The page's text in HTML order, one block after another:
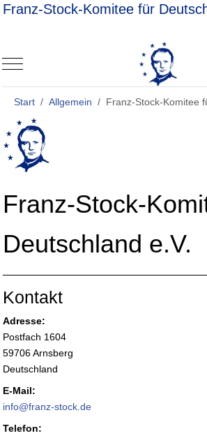
Franz-Stock-Komitee für
Mobile Menu Toggle
Start Allgemein Franz-Stock-Komitee
Franz-Stock-
Deutschland e.V.
Kontakt
Adresse:
Postfach 1604
59706 Arnsberg
Deutschland
E-Mail:
info@franz-stock.de
Telefon: